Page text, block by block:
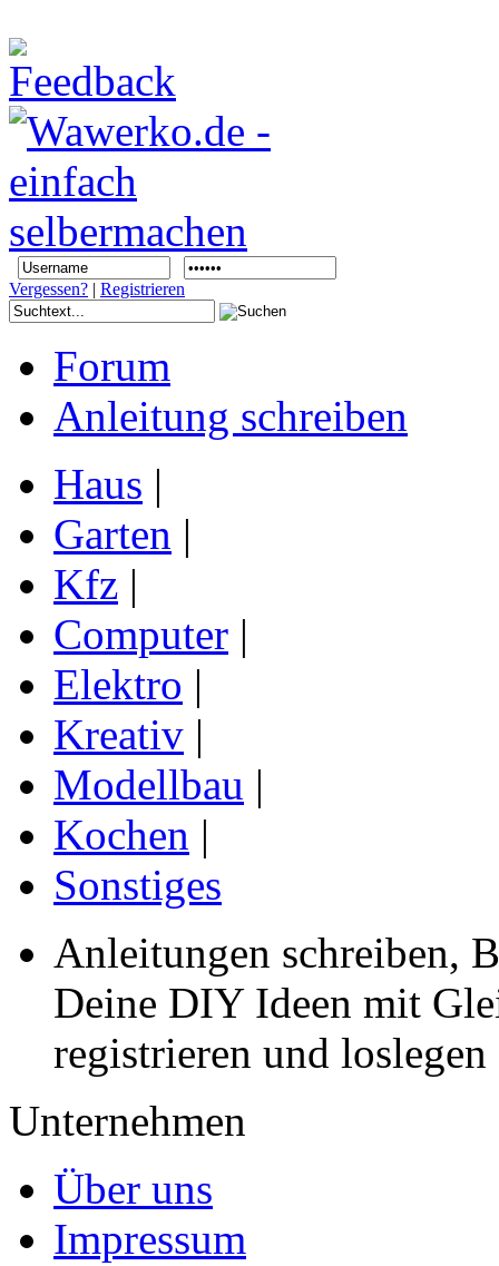
Vergessen? | Registrieren
Forum
Anleitung schreiben
Haus |
Garten |
Kfz |
Computer |
Elektro |
Kreativ |
Modellbau |
Kochen |
Sonstiges
Anleitungen schreiben,
Deine DIY Ideen mit
registrieren und loslegen
Unternehmen
Über uns
Impressum